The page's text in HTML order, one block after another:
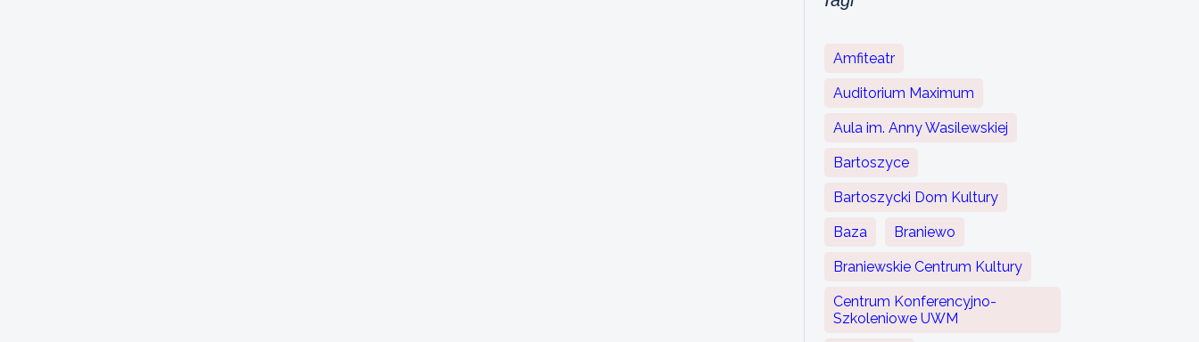
Amfiteatr
Auditorium Maximum
Aula im. Anny Wasilewskiej
Bartoszyce
Bartoszycki Dom Kultury
Baza Braniewo
Braniewskie Centrum Kultury
Centrum Konferencyjno-
Szkoleniowe UWM